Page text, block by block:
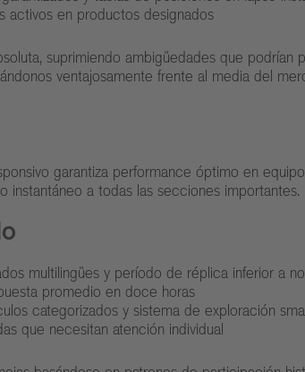
activos en productos designados
suprimiendo ambigüedades que
ventajosamente frente al media del
garantiza performance óptimo en
instantáneo a todas las secciones importantes.
multilingües y período de réplica inferior a
promedio en doce horas
categorizados y sistema de exploración
que necesitan atención individual